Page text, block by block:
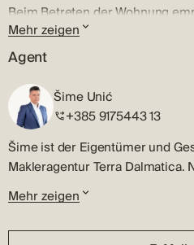
Beim Betreten der Wohnung
Eingangshalle, die in eine
Küche, ein Esszimmer und ein
offene Bereich lädt zum
einer großzügigen Terrasse.
einen atemberaubenden
Außenpool verleiht dem
der ideale Ort, um bei
Sonnenuntergängen zu
Die Wohnung verfügt über drei
jedoch das Hauptschlafzimmer
Mehr zeigen
Agent
Šime Unić
+385 9175443 13
Šime ist der Eigentümer und
Makleragentur Terra
an der Fakultät für
Zagreb gemacht hatte, begann
Karriere als Makler in seiner
Mehr zeigen